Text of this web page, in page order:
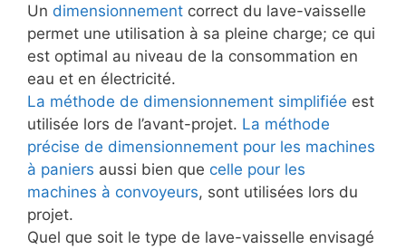
Un dimensionnement correct du lave-vaisselle
permet une utilisation à sa pleine charge; ce qui
est optimal au niveau de la consommation en
eau et en électricité.
La méthode de dimensionnement simplifiée est
utilisée lors de l’avant-projet. La méthode
précise de dimensionnement pour les machines
à paniers aussi bien que celle pour les
machines à convoyeurs, sont utilisées lors du
projet.
Quel que soit le type de lave-vaisselle envisagé